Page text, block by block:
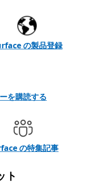
の製品登録
を購読する
の特集記事
ト